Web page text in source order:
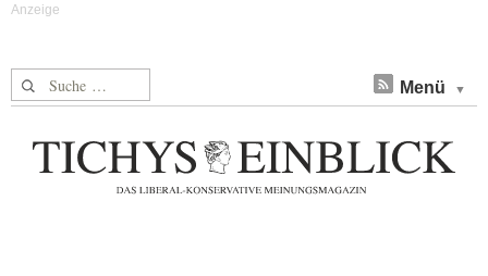
Suche nach: Menü